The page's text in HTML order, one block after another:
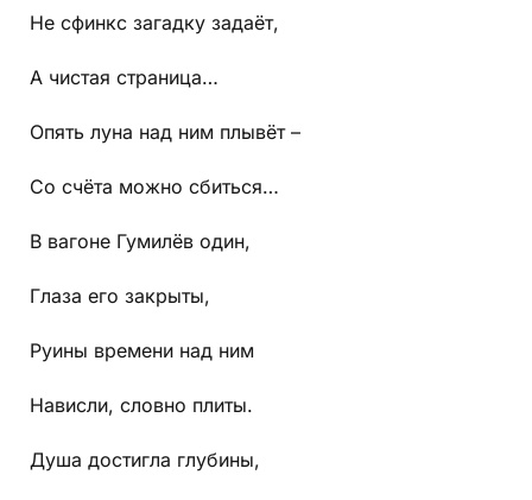
Не сфинкс загадку задаёт,
А чистая страница…
Опять луна над ним плывёт –
Со счёта можно сбиться…
В вагоне Гумилёв один,
Глаза его закрыты,
Руины времени над ним
Нависли, словно плиты.
Душа достигла глубины,